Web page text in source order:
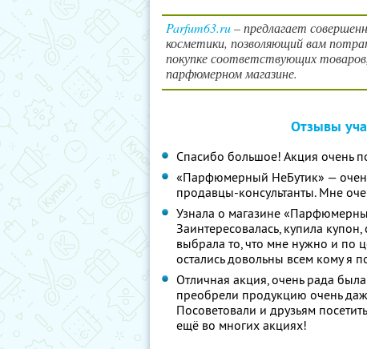
Parfum63.ru– предлагает
косметики, позволяющий вам
покупке соответствующих
парфюмерном магазине.
Отзывы
Спасибо большое! Акция очень
«Парфюмерный НеБутик» —
продавцы-консультанты. Мне
Узнала о магазине
Заинтересовалась, купила
выбрала то, что мне нужно и по
остались довольны всем кому я
Отличная акция, очень рада
преобрели продукцию очень
Посоветовали и друзьям
ещё во многих акциях!